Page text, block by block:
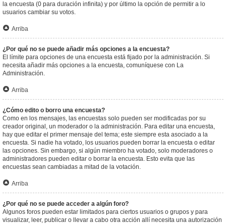
la encuesta (0 para duración infinita) y por último la opción de permitir a lo
usuarios cambiar su votos.
Arriba
¿Por qué no se puede añadir más opciones a la encuesta?
El límite para opciones de una encuesta está fijado por la administración. Si
necesita añadir más opciones a la encuesta, comuníquese con La
Administración.
Arriba
¿Cómo edito o borro una encuesta?
Como en los mensajes, las encuestas solo pueden ser modificadas por su
creador original, un moderador o la administración. Para editar una encuesta,
hay que editar el primer mensaje del tema; este siempre esta asociado a la
encuesta. Si nadie ha votado, los usuarios pueden borrar la encuesta o editar
las opciones. Sin embargo, si algún miembro ha votado, solo moderadores o
administradores pueden editar o borrar la encuesta. Esto evita que las
encuestas sean cambiadas a mitad de la votación.
Arriba
¿Por qué no se puede acceder a algún foro?
Algunos foros pueden estar limitados para ciertos usuarios o grupos y para
visualizar, leer, publicar o llevar a cabo otra acción allí necesita una autorización